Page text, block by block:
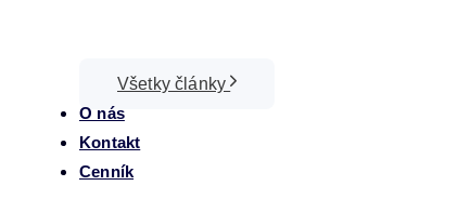
Všetky články
O nás
Kontakt
Cenník